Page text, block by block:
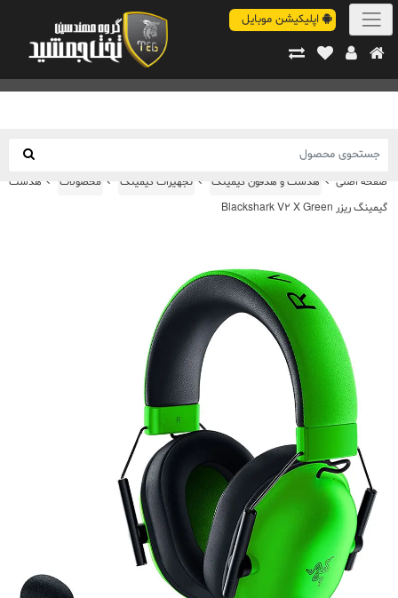
اپلیکیشن موبایل
صفحه اصلی محصولات تجهیزات گیمینگ هدست و هدفون گیمینگ
هدست
گیمینگ ریزر Blackshark V2 X Green